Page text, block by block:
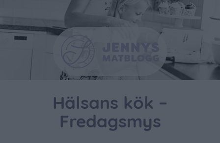
Hälsans kök –
Fredagsmys